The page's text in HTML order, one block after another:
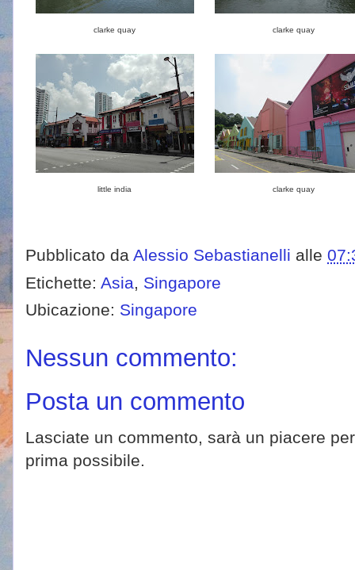
clarke quay clarke quay
little india clarke quay
Pubblicato da Alessio Sebastianelli alle
Etichette: Asia, Singapore
Ubicazione: Singapore
Nessun commento:
Posta un commento
Lasciate un commento, sarà un piacere
prima possibile.